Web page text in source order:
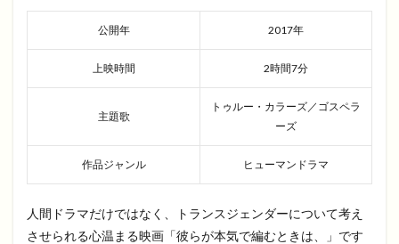
公開年 2017年
上映時間 2時間7分
主題歌
トゥルー・カラーズ／ゴスペラ
ーズ
作品ジャンル ヒューマンドラマ
人間ドラマだけではなく、トランスジェンダーについて考え
させられる心温まる映画「彼らが本気で編むときは、」です